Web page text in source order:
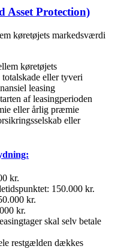
Asset Protection)
køretøjets markedsværdi
køretøjets
eller tyveri
leasing
af leasingperioden
eller årlig præmie
eller
kr.
150.000 kr.
kr.
kr.
skal selv betale
restgælden dækkes